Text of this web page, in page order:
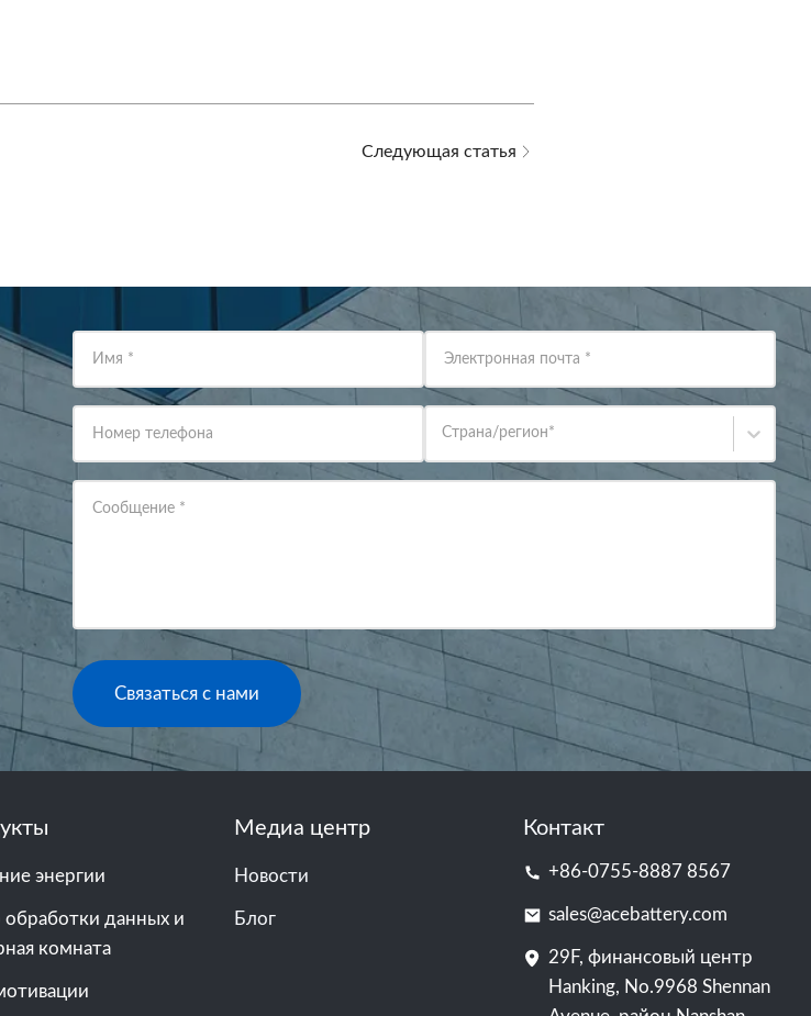
Следующая статья
Имя * Электронная почта *
Номер телефона Страна/регион*
Сообщение *
Связаться с нами
энергии
обработки данных и
комната
Медиа центр
Новости
Блог
Контакт
+86-0755-8887 8567
sales@acebattery.com
29F, финансовый центр
Hanking, No.9968 Shennan